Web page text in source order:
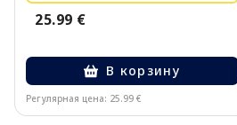
25.99 €
В корзину
Регулярная цена: 25.99 €